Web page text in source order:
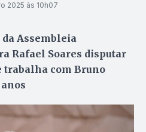
2025 às 10h07
Assembleia
Rafael Soares disputar
trabalha com Bruno